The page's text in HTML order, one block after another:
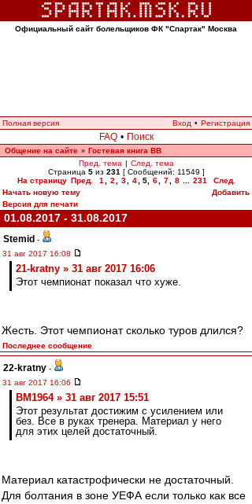
Официальный сайт болельщиков ФК "Спартак" Москва
Полная версия Вход • Регистрация
FAQ • Поиск
Общение на сайте » Гостевая книга ВВ
Пред. тема | След. тема
Страница 5из 231 [ Сообщений: 11549 ]
На страницу Пред. 1 2 3 4 5, 6 7 8 231
След.
Начать новую тему
Добавить
Версия для печати
01.08.2017 - 31.08.2017
Stemid -
31 авг 2017 16:08
21-kratny » 31 авг 2017 16:06
Этот чемпионат показал что хуже.
Жесть. Этот чемпионат сколько туров длился?
Последнее сообщение
22-kratny -
31 авг 2017 16:06
BM1964 » 31 авг 2017 15:51
Этот результат достижим с усилением или
без. Все в руках тренера. Материал у него
для этих целей достаточный.
Материал катастрофически не достаточный.
Для болтания в зоне УЕФА если только как все